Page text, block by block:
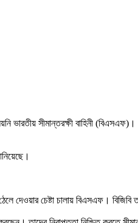
ভারতীয় সীমান্তরক্ষী বাহিনী (বিএসএফ)।
চেষ্টা চালায় বিএসএফ। বিজিবি